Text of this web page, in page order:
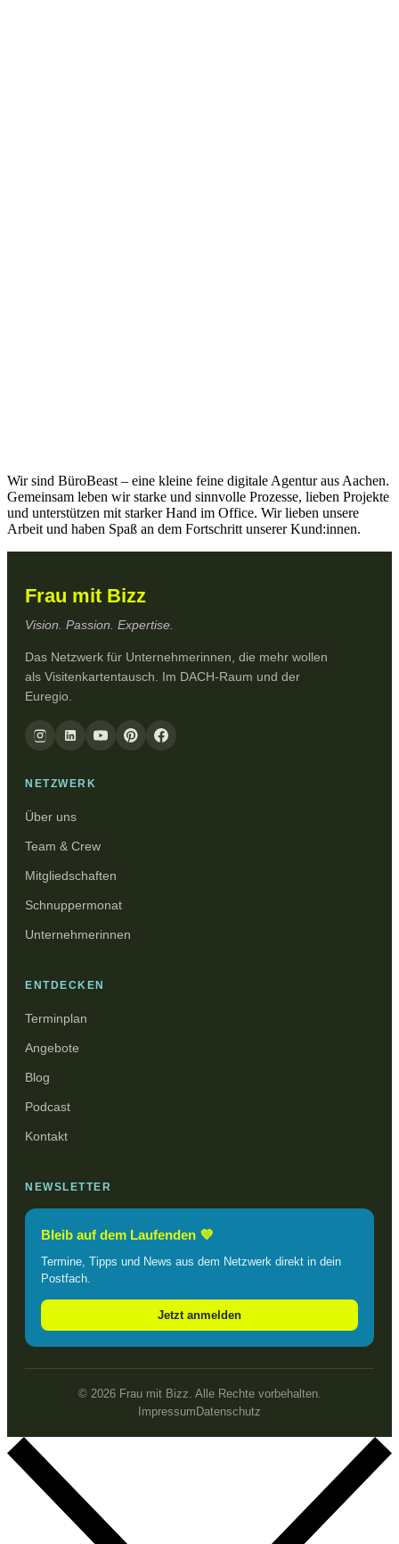
Wir sind BüroBeast – eine kleine feine digitale Agentur aus Aachen.
Gemeinsam leben wir starke und sinnvolle Prozesse, lieben Projekte
und unterstützen mit starker Hand im Office. Wir lieben unsere
Arbeit und haben Spaß an dem Fortschritt unserer Kund:innen.
Frau mit Bizz
Vision. Passion. Expertise.
Das Netzwerk für Unternehmerinnen, die mehr wollen
als Visitenkartentausch. Im DACH-Raum und der
Euregio.
NETZWERK
Über uns
Team & Crew
Mitgliedschaften
Schnuppermonat
Unternehmerinnen
ENTDECKEN
Terminplan
Angebote
Blog
Podcast
Kontakt
NEWSLETTER
Bleib auf dem Laufenden 💜
Termine, Tipps und News aus dem Netzwerk direkt in dein
Postfach.
Jetzt anmelden
© 2026 Frau mit Bizz. Alle Rechte vorbehalten.
Impressum Datenschutz